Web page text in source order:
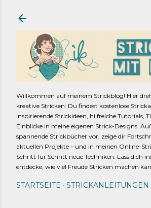
Willkommen auf meinem Strickblog! Hier
kreative Stricken: Du findest kostenlose
inspirierende Strickideen, hilfreiche Tutorials,
Einblicke in meine eigenen Strick-Designs.
spannende Strickbücher vor, zeige dir
aktuellen Projekte – und in meinen Online-
Schritt für Schritt neue Techniken. Lass dich
entdecke, wie viel Freude Stricken machen
STARTSEITE STRICKANLEITUNGEN